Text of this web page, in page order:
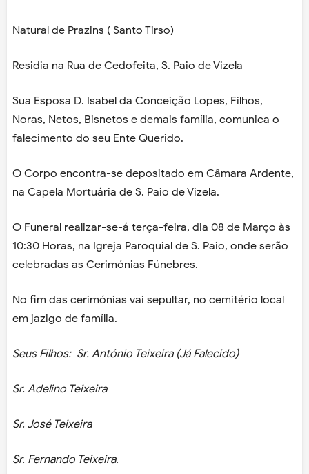
Natural de Prazins ( Santo Tirso)
Residia na Rua de Cedofeita, S. Paio de Vizela
Sua Esposa D. Isabel da Conceição Lopes, Filhos,
Noras, Netos, Bisnetos e demais família, comunica o
falecimento do seu Ente Querido.
O Corpo encontra-se depositado em Câmara Ardente,
na Capela Mortuária de S. Paio de Vizela.
O Funeral realizar-se-á terça-feira, dia 08 de Março às
10:30 Horas, na Igreja Paroquial de S. Paio, onde serão
celebradas as Cerimónias Fúnebres.
No fim das cerimónias vai sepultar, no cemitério local
em jazigo de família.
Seus Filhos: Sr. António Teixeira (Já Falecido)
Sr. Adelino Teixeira
Sr. José Teixeira
Sr. Fernando Teixeira.